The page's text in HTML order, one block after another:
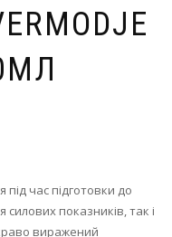
час підготовки до
показників, так і
виражений